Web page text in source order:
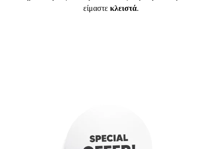
είμαστε κλειστά.